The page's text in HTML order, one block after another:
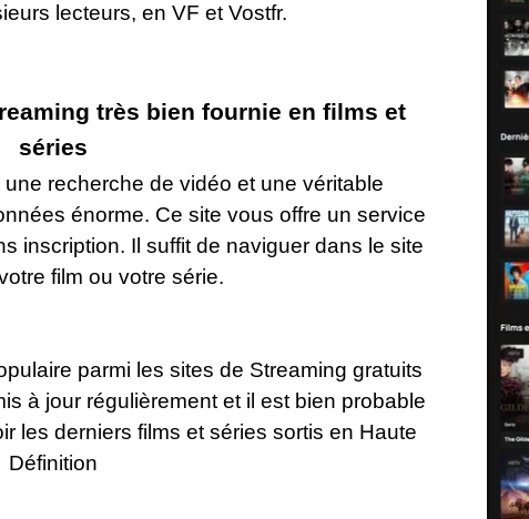
lecteurs, en VF et Vostfr.
très bien fournie en films et
séries
recherche de vidéo et une véritable
énorme. Ce site vous offre un service
inscription. Il suffit de naviguer dans le site
film ou votre série.
parmi les sites de Streaming gratuits
à jour régulièrement et il est bien probable
les derniers films et séries sortis en Haute
Définition